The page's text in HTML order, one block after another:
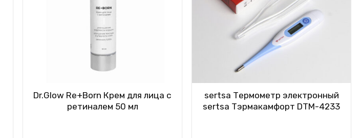
Dr.Glow Re+Born Крем для лица с
ретиналем 50 мл
sertsa Термометр электронный
sertsa Тэрмакамфорт DTM-4233